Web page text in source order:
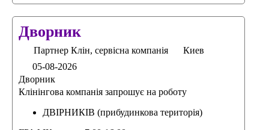
Дворник
Партнер Клін, сервісна компанія
Киев
05-08-2026
Дворник
Клінінгова компанія запрошує на роботу
ДВІРНИКІВ (прибудинкова територія)